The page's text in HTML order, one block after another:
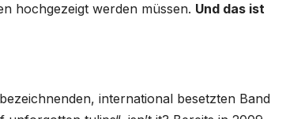
hochgezeigt werden müssen. Und das ist
international besetzten Band